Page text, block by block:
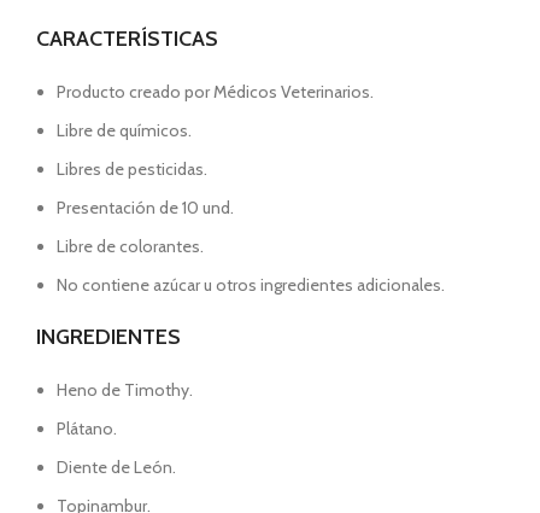
CARACTERÍSTICAS
Producto creado por Médicos Veterinarios.
Libre de químicos.
Libres de pesticidas.
Presentación de 10 und.
Libre de colorantes.
No contiene azúcar u otros ingredientes adicionales.
INGREDIENTES
Heno de Timothy.
Plátano.
Diente de León.
Topinambur.